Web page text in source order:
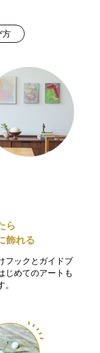
方
ら
飾れる
フックとガイドブ
じめてのアートも